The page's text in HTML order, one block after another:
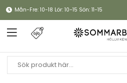
Mån-Fre: 10-18 Lör: 10-15 Sön: 11-15